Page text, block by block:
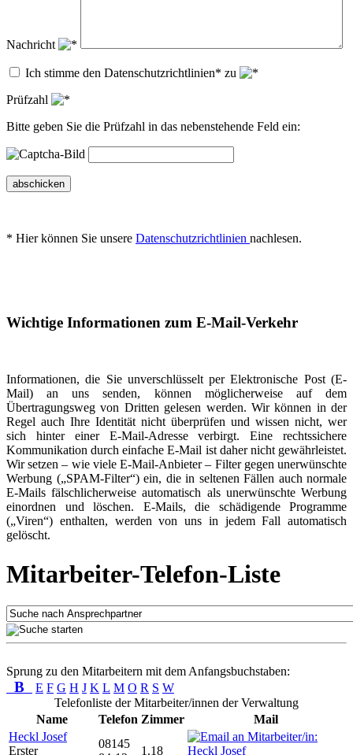
Nachricht
Ich stimme den Datenschutzrichtlinien* zu
Prüfzahl
Bitte geben Sie die Prüfzahl in das nebenstehende Feld ein:
abschicken
* Hier können Sie unsere Datenschutzrichtlinien nachlesen.
Wichtige Informationen zum E-Mail-Verkehr
Informationen, die Sie unverschlüsselt per Elektronische Post (E-
Mail) an uns senden, können möglicherweise auf dem
Übertragungsweg von Dritten gelesen werden. Wir können in der
Regel auch Ihre Identität nicht überprüfen und wissen nicht, wer
sich hinter einer E-Mail-Adresse verbirgt. Eine rechtssichere
Kommunikation durch einfache E-Mail ist daher nicht gewährleistet.
Wir setzen – wie viele E-Mail-Anbieter – Filter gegen unerwünschte
Werbung („SPAM-Filter“) ein, die in seltenen Fällen auch normale
E-Mails fälschlicherweise automatisch als unerwünschte Werbung
einordnen und löschen. E-Mails, die schädigende Programme
(„Viren“) enthalten, werden von uns in jedem Fall automatisch
gelöscht.
Mitarbeiter-Telefon-Liste
Sprung zu den Mitarbeitern mit dem Anfangsbuchstaben:
B E F G H J K L M O R S W
Telefonliste der Mitarbeiter/innen der Verwaltung
Name
Telefon Zimmer
Mail
Heckl Josef
Erster
08145
1.18